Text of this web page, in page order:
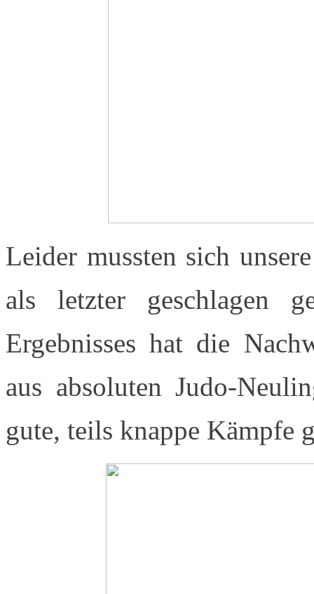
Leider mussten sich
als letzter geschlagen
Ergebnisses hat die
aus absoluten Judo-
gute, teils knappe Kämpfe